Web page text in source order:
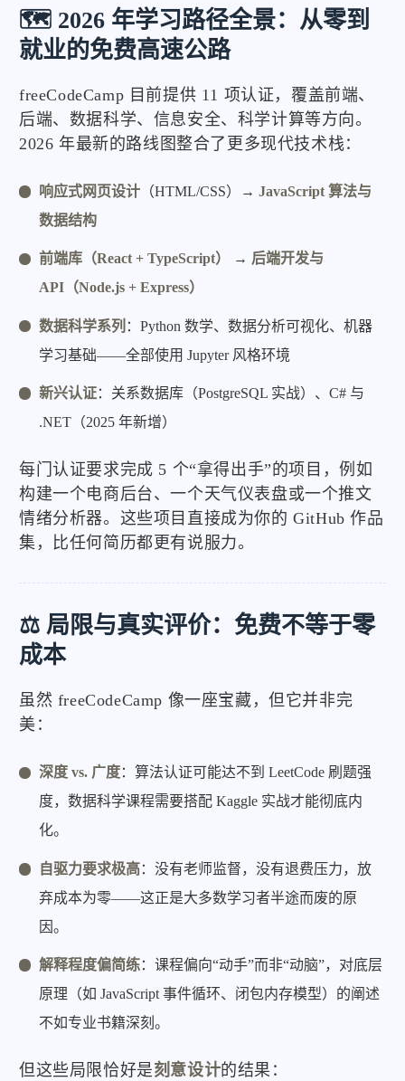
🗺️ 2026 年学习路径全景：从零到
就业的免费高速公路
freeCodeCamp 目前提供 11 项认证，覆盖前端、
后端、数据科学、信息安全、科学计算等方向。
2026 年最新的路线图整合了更多现代技术栈：
响应式网页设计 （HTML/CSS）→JavaScript 算法与
数据结构
前端库（React + TypeScript） → 后端开发与
API（Node.js + Express）
数据科学系列 ：Python 数学、数据分析可视化、机器
学习基础——全部使用 Jupyter 风格环境
新兴认证：关系数据库（PostgreSQL 实战）、C# 与
.NET（2025 年新增）
每门认证要求完成 5 个“拿得出手”的项目，例如
构建一个电商后台、一个天气仪表盘或一个推文
情绪分析器。这些项目直接成为你的 GitHub 作品
集，比任何简历都更有说服力。
⚖️ 局限与真实评价：免费不等于零
成本
虽然 freeCodeCamp 像一座宝藏，但它并非完
美：
深度 vs. 广度：算法认证可能达不到 LeetCode 刷题强
度，数据科学课程需要搭配 Kaggle 实战才能彻底内
化。
自驱力要求极高：没有老师监督，没有退费压力，放
弃成本为零——这正是大多数学习者半途而废的原
因。
解释程度偏简练：课程偏向“动手”而非“动脑”，对底层
原理（如 JavaScript 事件循环、闭包内存模型）的阐述
不如专业书籍深刻。
但这些局限恰好是刻意设计的结果：